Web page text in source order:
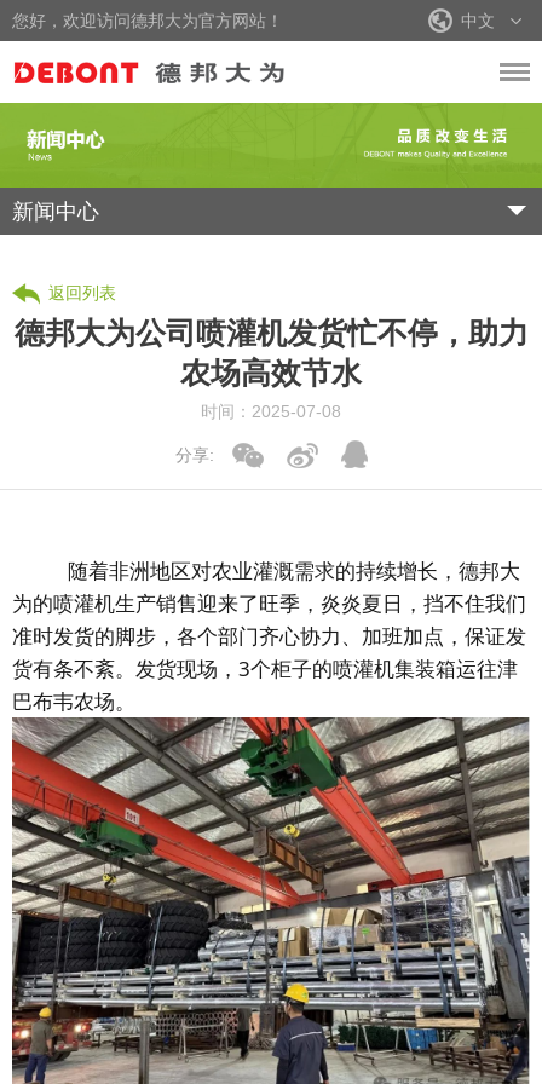
您好，欢迎访问德邦大为官方网站！ 中文
新闻中心
返回列表
德邦大为公司喷灌机发货忙不停，助力
农场高效节水
时间：2025-07-08
分享:
随着非洲地区对农业灌溉需求的持续增长，德邦大
为的喷灌机生产销售迎来了旺季，炎炎夏日，挡不住我们
准时发货的脚步，各个部门齐心协力、加班加点，保证发
货有条不紊。发货现场，3个柜子的喷灌机集装箱运往津
巴布韦农场。